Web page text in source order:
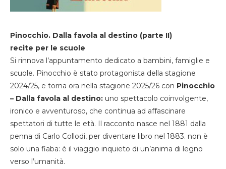
Pinocchio. Dalla favola al destino (parte II)
recite per le scuole
Si rinnova l’appuntamento dedicato a bambini, famiglie e
scuole. Pinocchio è stato protagonista della stagione
2024/25, e torna ora nella stagione 2025/26 con Pinocchio
– Dalla favola al destino: uno spettacolo coinvolgente,
ironico e avventuroso, che continua ad affascinare
spettatori di tutte le età. Il racconto nasce nel 1881 dalla
penna di Carlo Collodi, per diventare libro nel 1883. non è
solo una fiaba: è il viaggio inquieto di un’anima di legno
verso l’umanità.